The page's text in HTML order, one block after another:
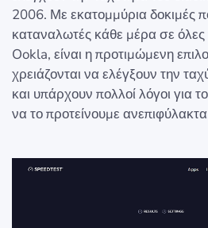
2006. Με εκατομμύρια δοκιμές
καταναλωτές κάθε μέρα σε όλες
Ookla, είναι η προτιμώμενη
χρειάζονται να ελέγξουν την
και υπάρχουν πολλοί λόγοι για
να το προτείνουμε